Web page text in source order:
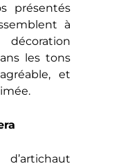
présentés
à
les tons
et